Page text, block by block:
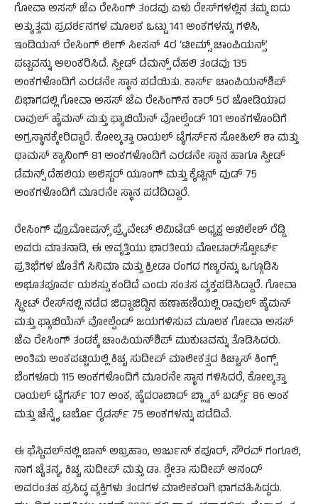
ಗೋವಾ ಅಸಸ್ ಜೆಎ ರೇಸಿಂಗ್ ತಂಡವು ಏಳು ರೇಸ್‌ಗಳಲ್ಲಿನ ತಮ್ಮ ಐದು
ಅತ್ಯುತ್ತಮ ಪ್ರದರ್ಶನಗಳ ಮೂಲಕ ಒಟ್ಟು 141 ಅಂಕಗಳನ್ನು ಗಳಿಸಿ,
ಇಂಡಿಯನ್ ರೇಸಿಂಗ್ ಲೀಗ್ ಸೀಸನ್ 4ರ ‘ಟೀಮ್ಸ್ ಚಾಂಪಿಯನ್ಸ್’
ಪಟ್ಟವನ್ನು ಅಲಂಕರಿಸಿದೆ. ಸ್ಪೀಡ್ ಡೆಮನ್ಸ್ ದೆಹಲಿ ತಂಡವು 135
ಅಂಕಗಳೊಂದಿಗೆ ಎರಡನೇ ಸ್ಥಾನ ಪಡೆಯಿತು. ಕಾರ್ಸ್ ಚಾಂಪಿಯನ್‌ಶಿಪ್
ವಿಭಾಗದಲ್ಲಿ ಗೋವಾ ಅಸಸ್ ಜೆಎ ರೇಸಿಂಗ್‌ನ ಕಾರ್ 5ರ ಜೋಡಿಯಾದ
ರಾವುಲ್ ಹೈಮನ್ ಮತ್ತು ಫ್ಯಾಬಿಯೆನ್ ವೋಲ್ವೆಂಡ್ 101 ಅಂಕಗಳೊಂದಿಗೆ
ಅಗ್ರಸ್ಥಾನಕ್ಕೇರಿದ್ದಾರೆ. ಕೋಲ್ಕತ್ತಾ ರಾಯಲ್ ಟೈಗರ್ಸ್‌ನ ಸೋಹಿಲ್ ಶಾ ಮತ್ತು
ಥಾಮಸ್ ಕ್ಯಾನಿಂಗ್ 81 ಅಂಕಗಳೊಂದಿಗೆ ಎರಡನೇ ಸ್ಥಾನ ಹಾಗೂ ಸ್ಪೀಡ್
ಡೆಮನ್ಸ್ ದೆಹಲಿಯ ಅಲಿಸ್ಟರ್ ಯೂಂಗ್ ಮತ್ತು ಕೈಟ್ಲಿನ್ ವುಡ್ 75
ಅಂಕಗಳೊಂದಿಗೆ ಮೂರನೇ ಸ್ಥಾನ ಪಡೆದಿದ್ದಾರೆ.
ರೇಸಿಂಗ್ ಪ್ರೊಮೋಷನ್ಸ್ ಪ್ರೈವೇಟ್ ಲಿಮಿಟೆಡ್ ಅಧ್ಯಕ್ಷ ಅಖಿಲೇಶ್ ರೆಡ್ಡಿ
ಅವರು ಮಾತನಾಡಿ, ಈ ಆವೃತ್ತಿಯು ಭಾರತೀಯ ಮೋಟಾರ್‌ಸ್ಪೋರ್ಟ್
ಪ್ರತಿಭೆಗಳ ಜೊತೆಗೆ ಸಿನಿಮಾ ಮತ್ತು ಕ್ರೀಡಾ ರಂಗದ ಗಣ್ಯರನ್ನು ಒಗ್ಗೂಡಿಸಿ
ಅಭೂತಪೂರ್ವ ಯಶಸ್ಸು ಕಂಡಿದೆ ಎಂದು ಸಂತಸ ವ್ಯಕ್ತಪಡಿಸಿದ್ದಾರೆ. ಗೋವಾ
ಸ್ಟ್ರೀಟ್ ರೇಸ್‌ನಲ್ಲಿ ನಡೆದ ಜಿದ್ದಾಜಿದ್ದಿನ ಹಣಾಹಣಿಯಲ್ಲಿ ರಾವುಲ್ ಹೈಮನ್
ಮತ್ತು ಫ್ಯಾಬಿಯೆನ್ ವೋಲ್ವೆಂಡ್ ಜಯಗಳಿಸುವ ಮೂಲಕ ಗೋವಾ ಅಸಸ್
ಜೆಎ ರೇಸಿಂಗ್ ತಂಡಕ್ಕೆ ಚಾಂಪಿಯನ್‌ಶಿಪ್ ಮುಕುಟವನ್ನು ತೊಡಿಸಿದರು.
ಅಂತಿಮ ಅಂಕಪಟ್ಟಿಯಲ್ಲಿ ಕಿಚ್ಚ ಸುದೀಪ್ ಮಾಲೀಕತ್ವದ ಕಿಚ್ಚಾಸ್ ಕಿಂಗ್ಸ್
ಬೆಂಗಳೂರು 115 ಅಂಕಗಳೊಂದಿಗೆ ಮೂರನೇ ಸ್ಥಾನ ಗಳಿಸಿದರೆ, ಕೋಲ್ಕತ್ತಾ
ರಾಯಲ್ ಟೈಗರ್ಸ್ 107 ಅಂಕ, ಹೈದರಾಬಾದ್ ಬ್ಲ್ಯಾಕ್ ಬರ್ಡ್ಸ್ 86 ಅಂಕ
ಮತ್ತು ಚೆನ್ನೈ ಟರ್ಬೊ ರೈಡರ್ಸ್ 75 ಅಂಕಗಳನ್ನು ಪಡೆದಿವೆ.
ಈ ಫೆಸ್ಟಿವಲ್‌ನಲ್ಲಿ ಜಾನ್ ಅಬ್ರಹಾಂ, ಅರ್ಜುನ್ ಕಪೂರ್, ಸೌರವ್ ಗಂಗೂಲಿ,
ನಾಗ ಚೈತನ್ಯ, ಕಿಚ್ಚ ಸುದೀಪ್ ಮತ್ತು ಡಾ. ಶ್ವೇತಾ ಸುದೀಪ್ ಆನಂದ್
ಅವರಂತಹ ಪ್ರಸಿದ್ಧ ವ್ಯಕ್ತಿಗಳು ತಂಡಗಳ ಮಾಲೀಕರಾಗಿ ಭಾಗವಹಿಸಿದ್ದರು.